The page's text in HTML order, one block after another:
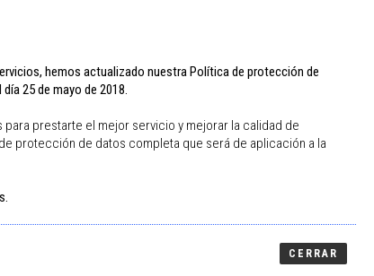
ONLINE
EDITOR
ONLINE
hemos actualizado nuestra Política de protección de
25 de mayo de 2018.
prestarte el mejor servicio y mejorar la calidad de
protección de datos completa que será de aplicación a la
CERRAR